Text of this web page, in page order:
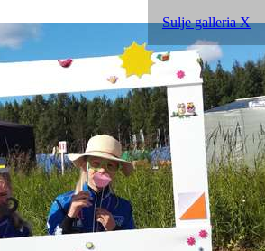
Sulje galleria X